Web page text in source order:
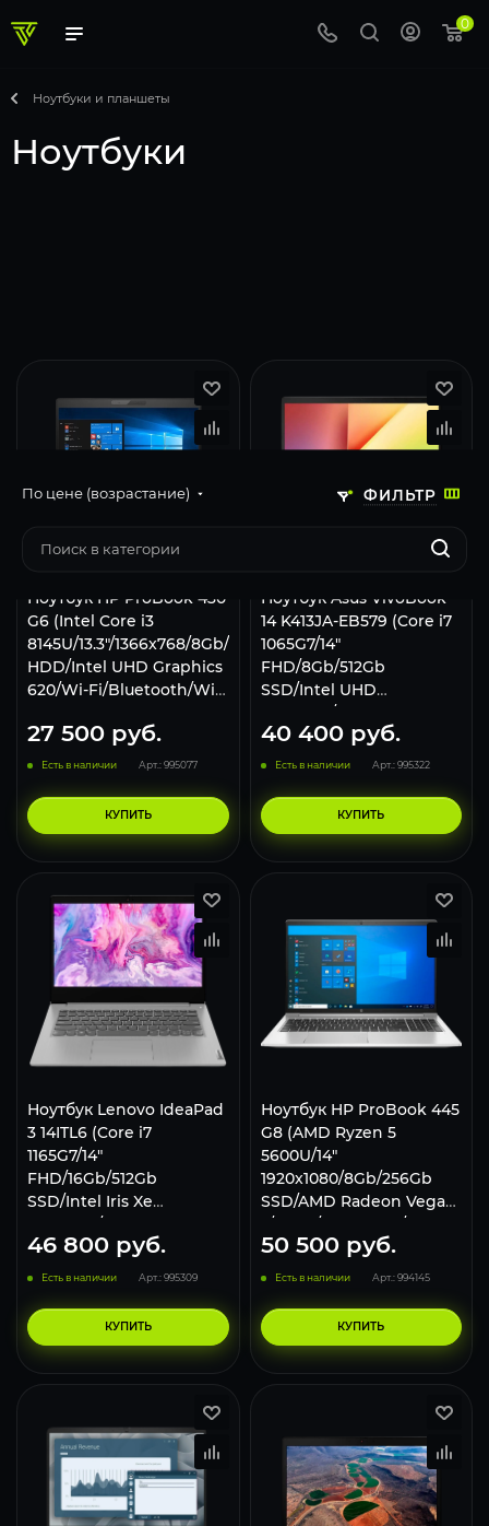
0
Ноутбуки и планшеты
Ноутбуки
ФИЛЬТР
По цене (возрастание)
Ноутбук HP ProBook 430
G6 (Intel Core i3
8145U/13.3"/1366x768/8Gb/500Gb
HDD/Intel UHD Graphics
620/Wi-Fi/Bluetooth/Win
27 500 руб.
Есть в наличии Арт.: 995077
КУПИТЬ
Ноутбук Asus VivoBook
14 K413JA-EB579 (Core i7
1065G7/14"
FHD/8Gb/512Gb
SSD/Intel UHD
Graphics/no OS)
Серебристый
40 400руб.
Есть в наличии Арт.: 995322
КУПИТЬ
Ноутбук Lenovo IdeaPad
3 14ITL6 (Core i7
1165G7/14"
FHD/16Gb/512Gb
SSD/Intel Iris Xe
Graphics/no OS) Grey
46 800 руб.
Есть в наличии Арт.: 995309
КУПИТЬ
Ноутбук HP ProBook 445
G8 (AMD Ryzen 5
5600U/14"
1920x1080/8Gb/256Gb
SSD/AMD Radeon Vega
7/Wi-Fi/Bluetooth/Win 10
Pro) Silver, 4K852EA
50 500руб.
Есть в наличии Арт.: 994145
КУПИТЬ